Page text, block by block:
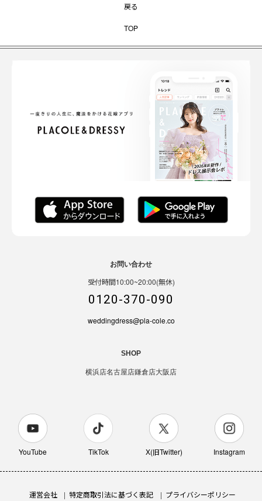
戻る
TOP
お問い合わせ
受付時間10:00~20:00(無休)
0120-370-090
weddingdress@pla-cole.co
SHOP
横浜店名古屋店鎌倉店大阪店
YouTube TikTok X(旧Twitter) Instagram
運営会社 特定商取引法に基づく表記 プライバシーポリシー